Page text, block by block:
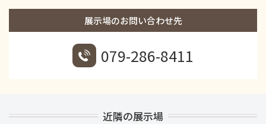
展示場のお問い合わせ先
079-286-8411
近隣の展示場